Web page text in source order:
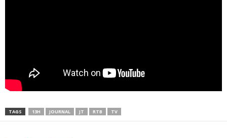
TAGS 13H JOURNAL JT RTB TV